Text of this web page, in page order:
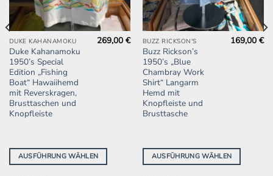
DUKE KAHANAMOKU
Duke Kahanamoku
1950’s Special
Edition „Fishing
Boat“ Hawaiihemd
mit Reverskragen,
Brusttaschen und
Knopfleiste
269,00€
AUSFÜHRUNG WÄHLEN
Dieses
Produkt
weist
mehrere
Varianten
auf.
Die
auf
BUZZ RICKSON'S
Buzz Rickson’s
1950’s „Blue
Chambray Work
Shirt“ Langarm
Hemd mit
Knopfleiste und
Brusttasche
169,00€
AUSFÜHRUNG WÄHLEN
Dieses
Produkt
weist
mehrere
Varianten
auf.
Die
auf